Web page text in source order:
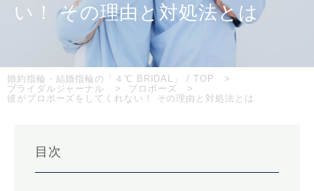
い！ その理由と対処法とは
婚約指輪・結婚指輪の「４℃ BRIDAL」 / TOP
ブライダルジャーナル
プロポーズ
彼がプロポーズをしてくれない！ その理由と対処法とは
目次